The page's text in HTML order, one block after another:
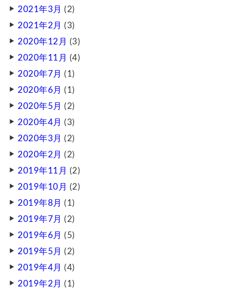
2021年3月 (2)
2021年2月 (3)
2020年12月 (3)
2020年11月 (4)
2020年7月 (1)
2020年6月 (1)
2020年5月 (2)
2020年4月 (3)
2020年3月 (2)
2020年2月 (2)
2019年11月 (2)
2019年10月 (2)
2019年8月 (1)
2019年7月 (2)
2019年6月 (5)
2019年5月 (2)
2019年4月 (4)
2019年2月 (1)